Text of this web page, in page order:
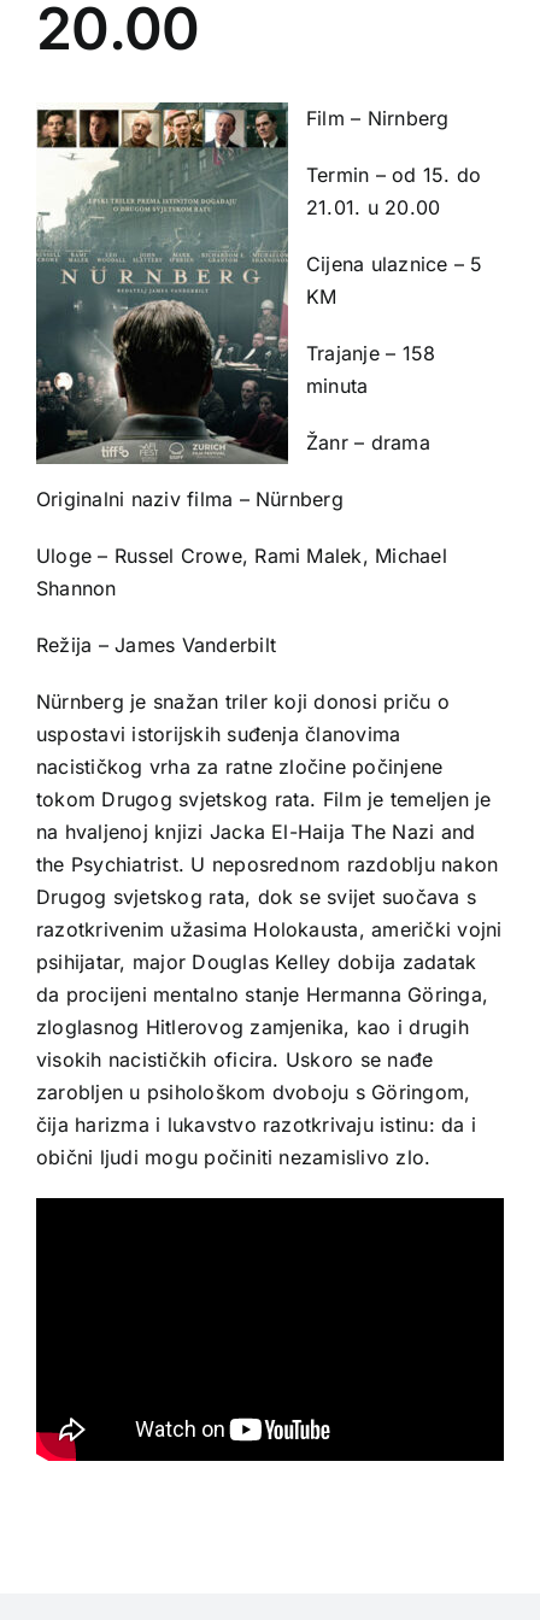
20.00
Film – Nirnberg
Termin – od 15. do
21.01. u 20.00
Cijena ulaznice – 5
KM
Trajanje – 158
minuta
Žanr – drama
Originalni naziv filma – Nürnberg
Uloge – Russel Crowe, Rami Malek, Michael
Shannon
Režija – James Vanderbilt
Nürnberg je snažan triler koji donosi priču o
uspostavi istorijskih suđenja članovima
nacističkog vrha za ratne zločine počinjene
tokom Drugog svjetskog rata. Film je temeljen je
na hvaljenoj knjizi Jacka El-Haija The Nazi and
the Psychiatrist. U neposrednom razdoblju nakon
Drugog svjetskog rata, dok se svijet suočava s
razotkrivenim užasima Holokausta, američki vojni
psihijatar, major Douglas Kelley dobija zadatak
da procijeni mentalno stanje Hermanna Göringa,
zloglasnog Hitlerovog zamjenika, kao i drugih
visokih nacističkih oficira. Uskoro se nađe
zarobljen u psihološkom dvoboju s Göringom,
čija harizma i lukavstvo razotkrivaju istinu: da i
obični ljudi mogu počiniti nezamislivo zlo.